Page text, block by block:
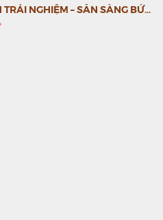
DU LỊCH TRẢI NGHIỆM – SẴN SÀNG BỨT PHÁ CÙNG MC VIỆT NAM